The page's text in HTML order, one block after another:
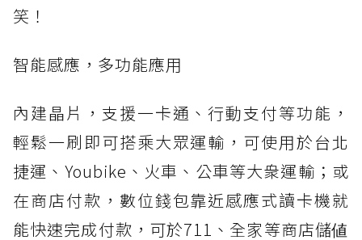
笑！
智能感應，多功能應用
內建晶片，支援一卡通、行動支付等功能，
輕鬆一刷即可搭乘大眾運輸，可使用於台北
捷運、Youbike、火車、公車等大衆運輸；或
在商店付款，數位錢包靠近感應式讀卡機就
能快速完成付款，可於711、全家等商店儲値